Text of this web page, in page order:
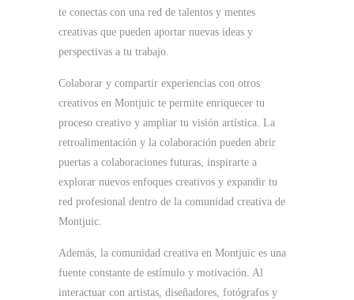
te conectas con una red de talentos y mentes
creativas que pueden aportar nuevas ideas y
perspectivas a tu trabajo.
Colaborar y compartir experiencias con otros
creativos en Montjuic te permite enriquecer tu
proceso creativo y ampliar tu visión artística. La
retroalimentación y la colaboración pueden abrir
puertas a colaboraciones futuras, inspirarte a
explorar nuevos enfoques creativos y expandir tu
red profesional dentro de la comunidad creativa de
Montjuic.
Además, la comunidad creativa en Montjuic es una
fuente constante de estímulo y motivación. Al
interactuar con artistas, diseñadores, fotógrafos y